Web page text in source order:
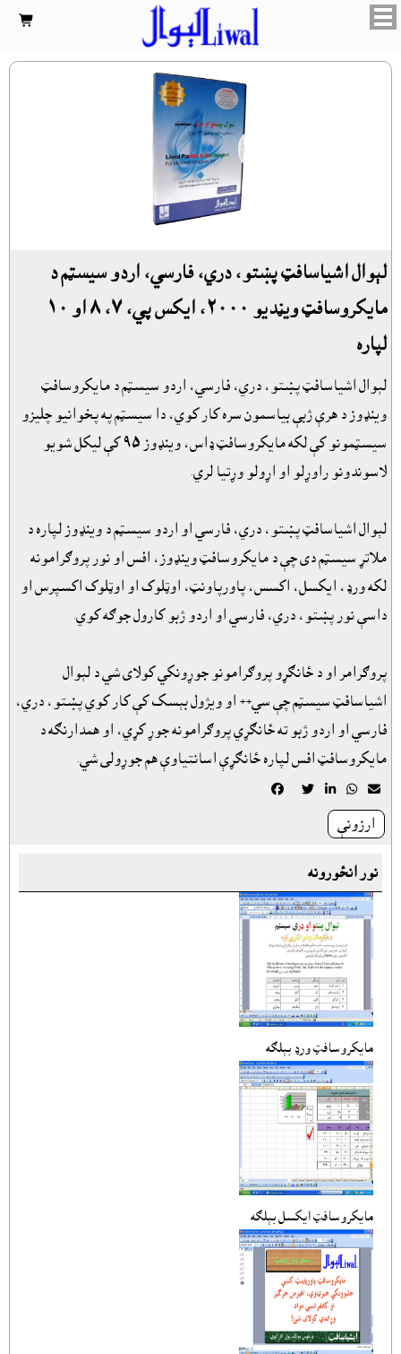

لېوال اشياسافټ پښتو، دري، فارسي، اردو سيسټم د
مايکروسافټ ويڼديو ٢٠٠٠، ايکس پي، ٧، ٨ او ١٠
لپاره
لېوال اشياسافټ پښتو، دري، فارسي، اردو سيسټم د مايکروسافټ
وينډوز د هرې ژبې بياسمون سره کار کوي، دا سيسټم په پخوانيو چليزو
سيسټمونو کې لکه مايکروسافټ ډاس، وينډوز ٩٥ کې ليکل شويو
لاسوندونو راوړلو او اړولو وړتيا لري.
لېوال اشياسافټ پښتو، دري، فارسي او اردو سيسټم د وينډوز لپاره د
ملاتړ سيسټم دى چې د مايکروسافټ وينډوز، افس او نور پروګرامونه
لکه ورډ، ايکسل، اکسس، پاورپاونټ، اوټلوک او اوټلوک اکسپرس او
داسې نور پښتو، دري، فارسي او اردو ژبو کارول جوګه کوي.
پروګرامر او د ځانګړو پروګرامونو جوړونکي کولاى شي د لېوال
اشياسافټ سيسټم چې سي++ او ويژول بېسک کې کار کوي پښتو، دري،
فارسي او اردو ژبو ته ځانګړي پروګرامونه جوړ کړي، او همدارنګه د
مايکروسافټ افس لپاره ځانګړې اسانتياوې هم جوړولى شي.
    
ارزونې
نور انځورونه
مايکروسافټ ورډ بېلګه
مايکروسافټ ايکسل بېلګه